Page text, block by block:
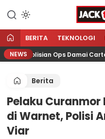
konten
Sumber
BERITA TEKNOLOGI
NEWS Ops Damai Cartenz
Berita
Pelaku Curanmor
di Warnet, Polisi
Viar